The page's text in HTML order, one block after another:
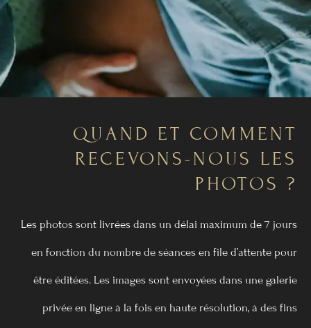
QUAND ET COMMENT
RECEVONS-NOUS LES
PHOTOS ?
Les photos sont livrées dans un délai maximum de 7 jours
en fonction du nombre de séances en file d’attente pour
être éditées. Les images sont envoyées dans une galerie
privée en ligne à la fois en haute résolution, à des fins